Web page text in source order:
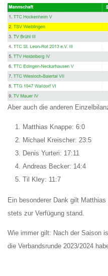
Aber auch die anderen
Matthias Knappe: 6:0
Michael Kreischer: 23:5
Denis Yurteri: 17:11
Andreas Becker: 14:4
Til Kley: 11:7
Ein besonderer Dank gilt
stets zur Verfügung stand.
Wie immer gilt: Nach der Saison
die Verbandsrunde 2023/2024